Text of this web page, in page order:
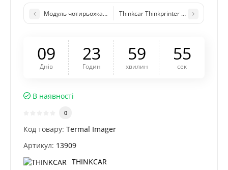
Модуль чотирьохканальний осцилограф Thinkcar Thinktool
Thinkcar Thinkprinter - модуль
09
Днів
23
Годин
59
хвилин
54
сек
В наявності
0
Код товару: Termal Imager
Артикул: 13909
THINKCAR